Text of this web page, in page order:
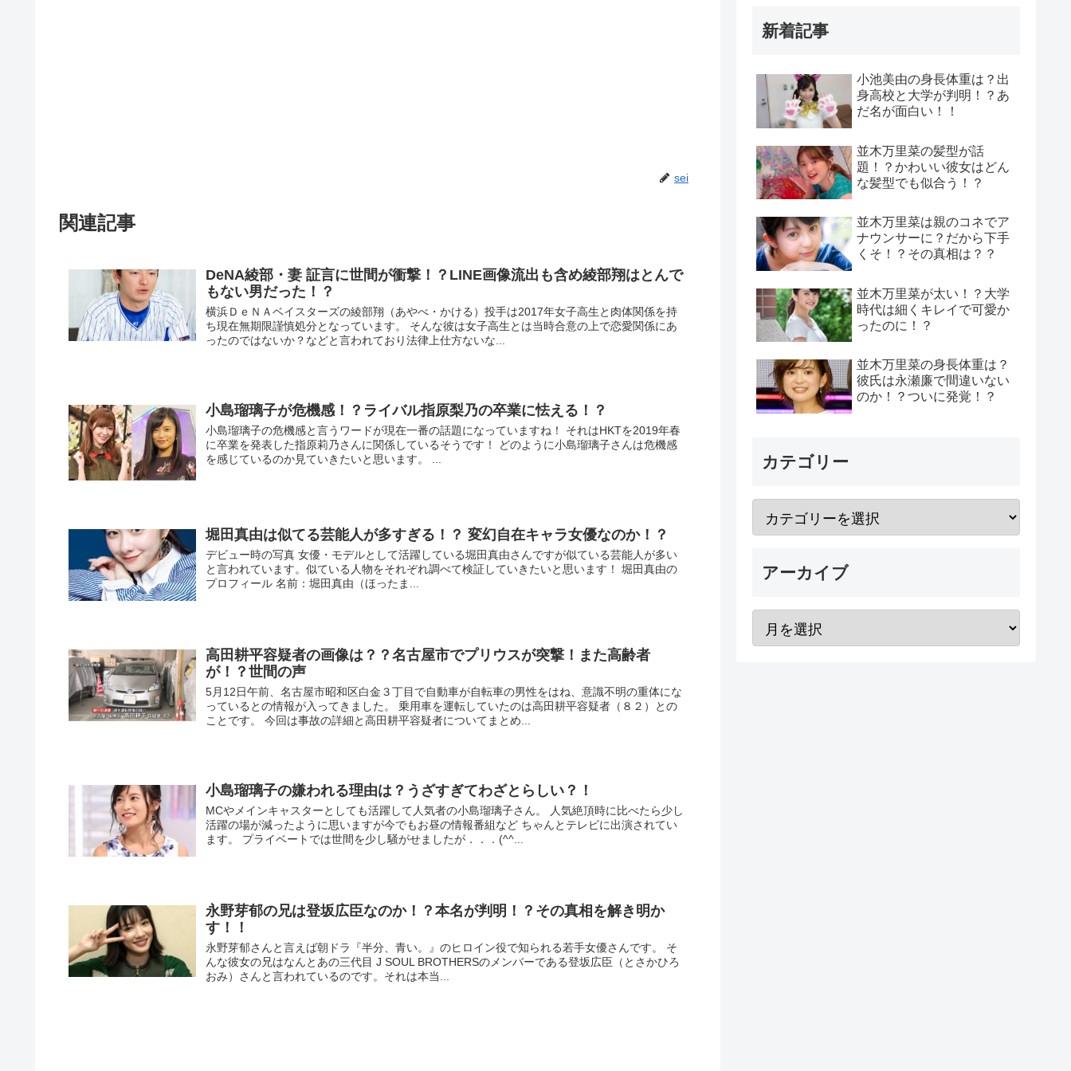
sei
関連記事
DeNA綾部・妻 証言に世間が衝撃！？LINE画像流出も含め綾部翔はとんで
もない男だった！？
横浜ＤｅＮＡベイスターズの綾部翔（あやべ・かける）投手は2017年女子高生と肉体関係を持
ち現在無期限謹慎処分となっています。 そんな彼は女子高生とは当時合意の上で恋愛関係にあ
ったのではないか？などと言われており法律上仕方ないな...
小島瑠璃子が危機感！？ライバル指原梨乃の卒業に怯える！？
小島瑠璃子の危機感と言うワードが現在一番の話題になっていますね！ それはHKTを2019年春
に卒業を発表した指原莉乃さんに関係しているそうです！ どのように小島瑠璃子さんは危機感
を感じているのか見ていきたいと思います。 ...
堀田真由は似てる芸能人が多すぎる！？ 変幻自在キャラ女優なのか！？
デビュー時の写真 女優・モデルとして活躍している堀田真由さんですが似ている芸能人が多い
と言われています。似ている人物をそれぞれ調べて検証していきたいと思います！ 堀田真由の
プロフィール 名前：堀田真由（ほったま...
高田耕平容疑者の画像は？？名古屋市でプリウスが突撃！また高齢者
が！？世間の声
5月12日午前、名古屋市昭和区白金３丁目で自動車が自転車の男性をはね、意識不明の重体にな
っているとの情報が入ってきました。 乗用車を運転していたのは高田耕平容疑者（８２）との
ことです。 今回は事故の詳細と高田耕平容疑者についてまとめ...
小島瑠璃子の嫌われる理由は？うざすぎてわざとらしい？！
MCやメインキャスターとしても活躍して人気者の小島瑠璃子さん。 人気絶頂時に比べたら少し
活躍の場が減ったように思いますが今でもお昼の情報番組など ちゃんとテレビに出演されてい
ます。 プライベートでは世間を少し騒がせましたが．．．(^^...
永野芽郁の兄は登坂広臣なのか！？本名が判明！？その真相を解き明か
す！！
永野芽郁さんと言えば朝ドラ『半分、青い。』のヒロイン役で知られる若手女優さんです。 そ
んな彼女の兄はなんとあの三代目 J SOUL BROTHERSのメンバーである登坂広臣（とさかひろ
おみ）さんと言われているのです。それは本当...
新着記事
小池美由の身長体重は？出
身高校と大学が判明！？あ
だ名が面白い！！
並木万里菜の髪型が話
題！？かわいい彼女はどん
な髪型でも似合う！？
並木万里菜は親のコネでア
ナウンサーに？だから下手
くそ！？その真相は？？
並木万里菜が太い！？大学
時代は細くキレイで可愛か
ったのに！？
並木万里菜の身長体重は？
彼氏は永瀬廉で間違いない
のか！？ついに発覚！？
カテゴリー
アーカイブ